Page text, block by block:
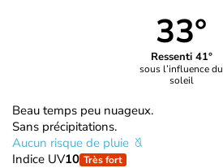
33°
Ressenti 41°
sous l’influence du
soleil
Beau temps peu nuageux.
Sans précipitations.
Aucun risque de pluie
Indice UV10 Très fort